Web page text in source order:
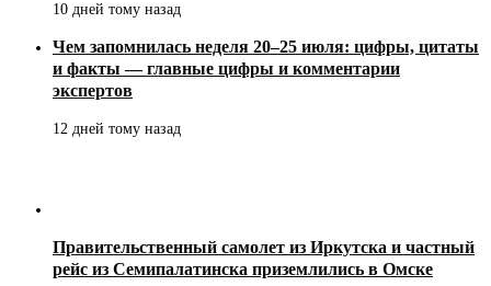
10 дней тому назад
Чем запомнилась неделя 20–25 июля: цифры, цитаты
и факты — главные цифры и комментарии
экспертов
12 дней тому назад
Правительственный самолет из Иркутска и частный
рейс из Семипалатинска приземлились в Омске